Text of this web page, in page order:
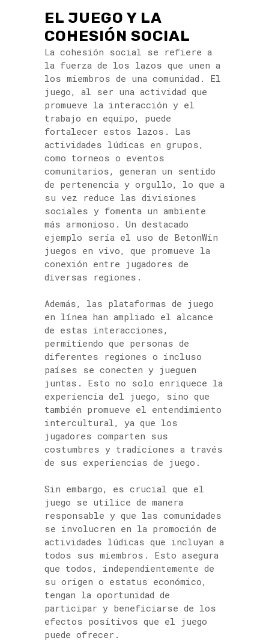
EL JUEGO Y LA
COHESIÓN SOCIAL
La cohesión social se refiere a
la fuerza de los lazos que unen a
los miembros de una comunidad. El
juego, al ser una actividad que
promueve la interacción y el
trabajo en equipo, puede
fortalecer estos lazos. Las
actividades lúdicas en grupos,
como torneos o eventos
comunitarios, generan un sentido
de pertenencia y orgullo, lo que a
su vez reduce las divisiones
sociales y fomenta un ambiente
más armonioso. Un destacado
ejemplo sería el uso de BetonWin
juegos en vivo, que promueve la
conexión entre jugadores de
diversas regiones.
Además, las plataformas de juego
en línea han ampliado el alcance
de estas interacciones,
permitiendo que personas de
diferentes regiones o incluso
países se conecten y jueguen
juntas. Esto no solo enriquece la
experiencia del juego, sino que
también promueve el entendimiento
intercultural, ya que los
jugadores comparten sus
costumbres y tradiciones a través
de sus experiencias de juego.
Sin embargo, es crucial que el
juego se utilice de manera
responsable y que las comunidades
se involucren en la promoción de
actividades lúdicas que incluyan a
todos sus miembros. Esto asegura
que todos, independientemente de
su origen o estatus económico,
tengan la oportunidad de
participar y beneficiarse de los
efectos positivos que el juego
puede ofrecer.